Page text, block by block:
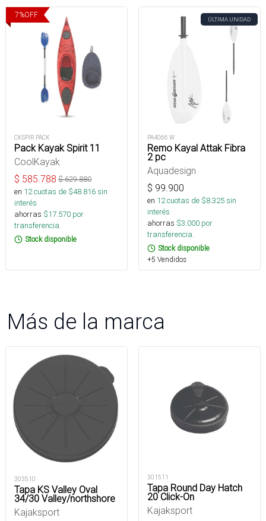
7%OFF
CKSPIR PACK
Pack Kayak Spirit 11
CoolKayak
$ 585.788 $629.880
en 12cuotas de $48.816sin
interés
ahorras $17.570 por
transferencia.
Stock disponible
ÚLTIMA UNIDAD
PA4066 W
Remo Kayal Attak Fibra
2 pc
Aquadesign
$ 99.900
en 12cuotas de $8.325sin
interés
ahorras $3.000 por
transferencia.
Stock disponible
+5 Vendidos
Más de la marca
303510
Tapa KS Valley Oval
34/30 Valley/northshore
Kajaksport
301511
Tapa Round Day Hatch
20 Click-On
Kajaksport